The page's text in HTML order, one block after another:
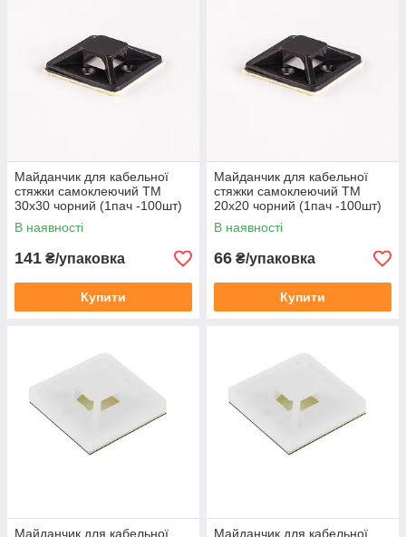
Майданчик для кабельної
стяжки самоклеючий TM
30х30 чорний (1пач -100шт)
В наявності
141 ₴/упаковка
Купити
Майданчик для кабельної
стяжки самоклеючий TM
20х20 чорний (1пач -100шт)
В наявності
66 ₴/упаковка
Купити
Майданчик для кабельної Майданчик для кабельної